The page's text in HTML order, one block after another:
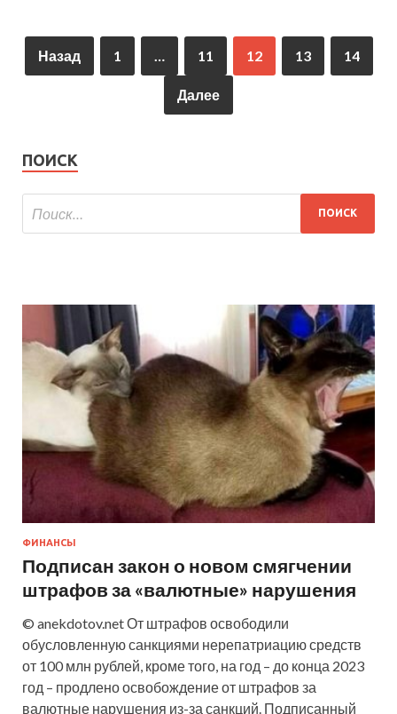
Назад 1 11 12 13 14
Далее
ПОИСК
ФИНАНСЫ
Подписан закон о новом смягчении
штрафов за «валютные» нарушения
© anekdotov.net От штрафов освободили
обусловленную санкциями нерепатриацию средств
от 100 млн рублей, кроме того, на год – до конца 2023
год – продлено освобождение от штрафов за
валютные нарушения из-за санкций. Подписанный